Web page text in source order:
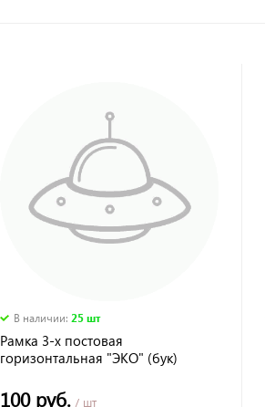
В наличии: 25 шт
Рамка 3-х постовая
горизонтальная "ЭКО" (бук)
100 руб./ шт